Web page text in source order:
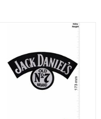
Jack Daniel's - Old No. 7 Brand-
TOEVOEGEN AAN WINKELWAGEN